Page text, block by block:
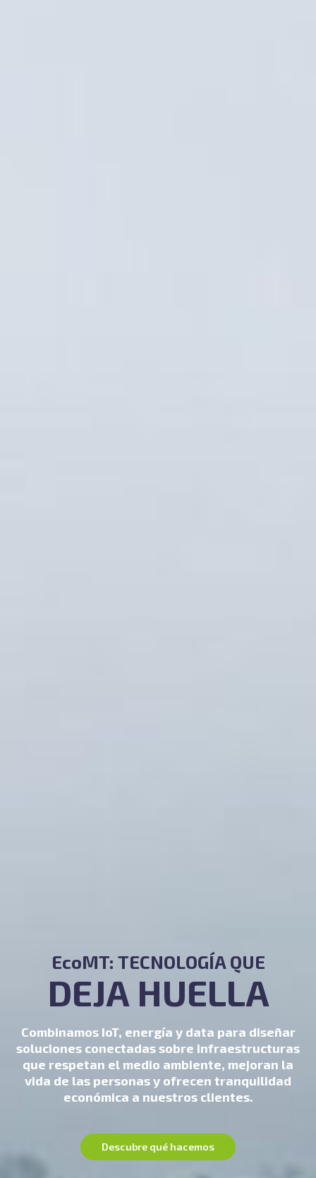
EcoMT: TECNOLOGÍA QUE
DEJA HUELLA
Combinamos IoT, energía y data para diseñar
soluciones conectadas sobre infraestructuras
que respetan el medio ambiente, mejoran la
vida de las personas y ofrecen tranquilidad
económica a nuestros clientes.
Descubre qué hacemos